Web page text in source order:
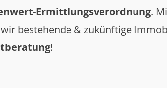
Ermittlungsverordnung.
bestehende & zukünftige
!